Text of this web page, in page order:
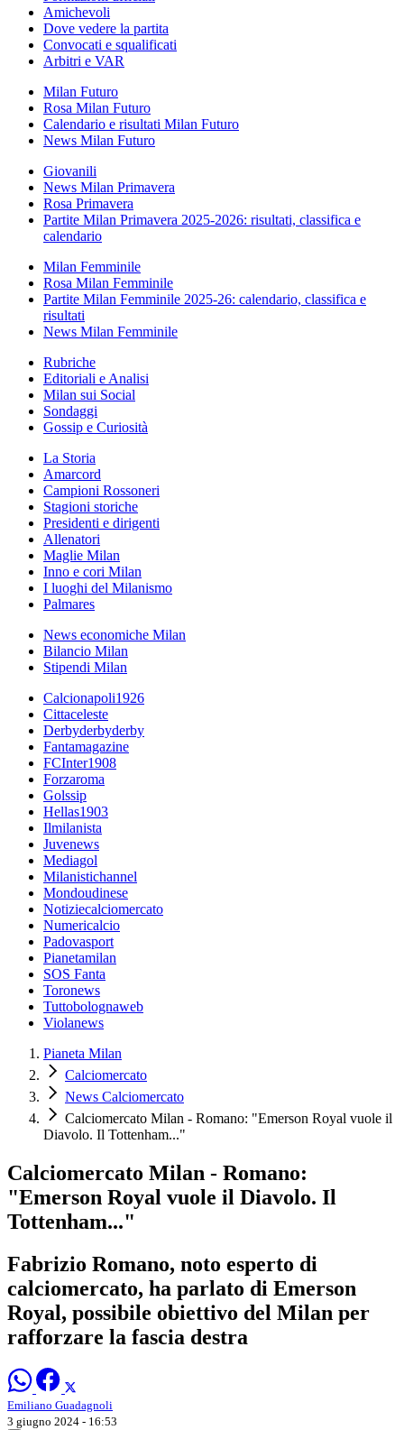
Amichevoli
Dove vedere la partita
Convocati e squalificati
Arbitri e VAR
Milan Futuro
Rosa Milan Futuro
Calendario e risultati Milan Futuro
News Milan Futuro
Giovanili
News Milan Primavera
Rosa Primavera
Partite Milan Primavera 2025-2026: risultati, classifica e
calendario
Milan Femminile
Rosa Milan Femminile
Partite Milan Femminile 2025-26: calendario, classifica e
risultati
News Milan Femminile
Rubriche
Editoriali e Analisi
Milan sui Social
Sondaggi
Gossip e Curiosità
La Storia
Amarcord
Campioni Rossoneri
Stagioni storiche
Presidenti e dirigenti
Allenatori
Maglie Milan
Inno e cori Milan
I luoghi del Milanismo
Palmares
News economiche Milan
Bilancio Milan
Stipendi Milan
Calcionapoli1926
Cittaceleste
Derbyderbyderby
Fantamagazine
FCInter1908
Forzaroma
Golssip
Hellas1903
Ilmilanista
Juvenews
Mediagol
Milanistichannel
Mondoudinese
Notiziecalciomercato
Numericalcio
Padovasport
Pianetamilan
SOS Fanta
Toronews
Tuttobolognaweb
Violanews
Pianeta Milan
Calciomercato
News Calciomercato
Calciomercato Milan - Romano: "Emerson Royal vuole il
Diavolo. Il Tottenham..."
Calciomercato Milan - Romano:
"Emerson Royal vuole il Diavolo. Il
Tottenham..."
Fabrizio Romano, noto esperto di
calciomercato, ha parlato di Emerson
Royal, possibile obiettivo del Milan per
rafforzare la fascia destra
Emiliano Guadagnoli
3 giugno 2024 - 16:53